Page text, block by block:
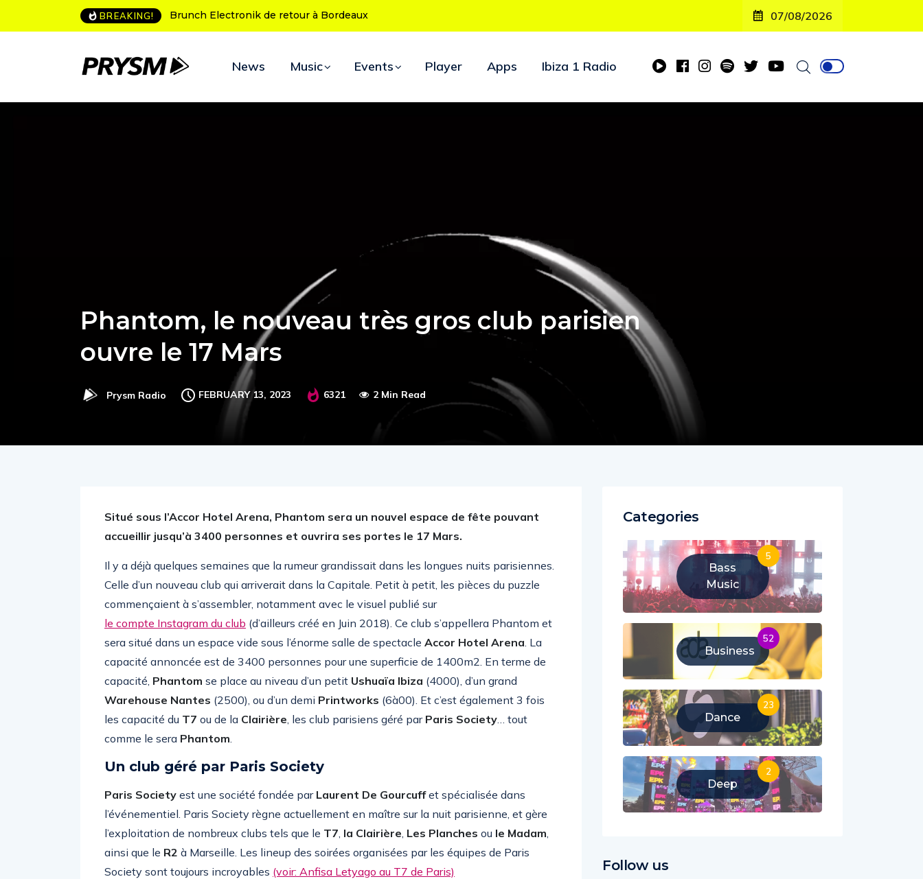
BREAKING! L’Amnesia Ibiza fête ses 50 ans : le programme des soirées d’ouverture 07/08/2026
News Music Events Player Apps Ibiza 1 Radio
Phantom, le nouveau très gros club parisien
ouvre le 17 Mars
Prysm Radio FEBRUARY 13, 2023 6321 2 Min Read
Situé sous l’Accor Hotel Arena, Phantom sera un nouvel espace de fête pouvant
accueillir jusqu’à 3400 personnes et ouvrira ses portes le 17 Mars.
Il y a déjà quelques semaines que la rumeur grandissait dans les longues nuits parisiennes.
Celle d’un nouveau club qui arriverait dans la Capitale. Petit à petit, les pièces du puzzle
commençaient à s’assembler, notamment avec le visuel publié sur
le compte Instagram du club (d’ailleurs créé en Juin 2018). Ce club s’appellera Phantom et
sera situé dans un espace vide sous l’énorme salle de spectacle Accor Hotel Arena. La
capacité annoncée est de 3400 personnes pour une superficie de 1400m2. En terme de
capacité, Phantom se place au niveau d’un petit Ushuaïa Ibiza (4000), d’un grand
Warehouse Nantes (2500), ou d’un demi Printworks (6à00). Et c’est également 3 fois
les capacité du T7 ou de la Clairière, les club parisiens géré par Paris Society… tout
comme le sera Phantom.
Un club géré par Paris Society
Paris Society est une société fondée par Laurent De Gourcuffet spécialisée dans
l’événementiel. Paris Society règne actuellement en maître sur la nuit parisienne, et gère
l’exploitation de nombreux clubs tels que le T7, la Clairière, Les Planches ou le Madam,
ainsi que le R2 à Marseille. Les lineup des soirées organisées par les équipes de Paris
Society sont toujours incroyables (voir: Anfisa Letyago au T7 de Paris)
Categories
Bass
Music
5
Business
52
Dance
23
Deep
2
Follow us